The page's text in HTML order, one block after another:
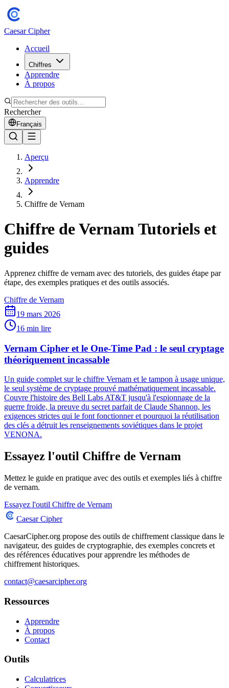
Caesar Cipher
Accueil
Chiffres
Apprendre
À propos
Rechercher
Français
Aperçu
Apprendre
Chiffre de Vernam
Chiffre de Vernam Tutoriels et
guides
Apprenez chiffre de vernam avec des tutoriels, des guides étape par
étape, des exemples pratiques et des outils associés.
Chiffre de Vernam
19 mars 2026
16 min lire
Vernam Cipher et le One-Time Pad : le seul cryptage
théoriquement incassable
Un guide complet sur le chiffre Vernam et le tampon à usage unique,
le seul système de cryptage prouvé mathématiquement incassable.
Couvre l'histoire des Bell Labs AT&T jusqu'à l'espionnage de la
guerre froide, la preuve du secret parfait de Claude Shannon, les
exigences strictes qui le font fonctionner et pourquoi la réutilisation
des clés a détruit les renseignements soviétiques dans le projet
VENONA.
Essayez l'outil Chiffre de Vernam
Mettez le guide en pratique avec des outils et exemples liés à chiffre
de vernam.
Essayez l'outil Chiffre de Vernam
Caesar Cipher
CaesarCipher.org propose des outils de chiffrement classique dans le
navigateur, des guides de cryptographie, des exemples concrets et
des références éducatives pour apprendre les méthodes de
chiffrement historiques.
contact@caesarcipher.org
Ressources
Apprendre
À propos
Contact
Outils
Calculatrices